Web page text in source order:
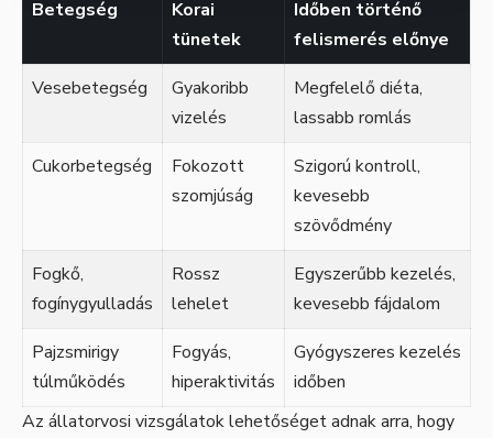
Betegség
Korai
tünetek
Időben történő
felismerés előnye
Vesebetegség
Gyakoribb
vizelés
Megfelelő diéta,
lassabb romlás
Cukorbetegség
Fokozott
szomjúság
Szigorú kontroll,
kevesebb
szövődmény
Fogkő,
fogínygyulladás
Rossz
lehelet
Egyszerűbb kezelés,
kevesebb fájdalom
Pajzsmirigy
túlműködés
Fogyás,
hiperaktivitás
Gyógyszeres kezelés
időben
Az állatorvosi vizsgálatok lehetőséget adnak arra, hogy